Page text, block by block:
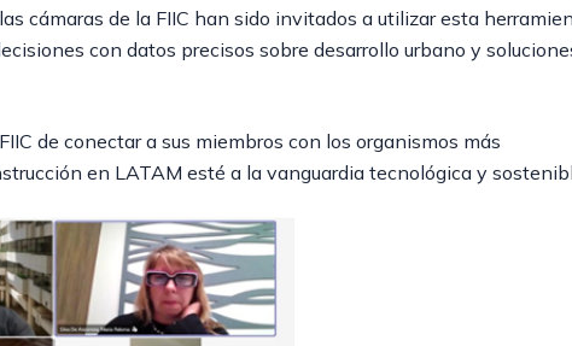
cámaras de la FIIC han sido invitados a utilizar esta
con datos precisos sobre desarrollo urbano y
de conectar a sus miembros con los organismos más
en LATAM esté a la vanguardia tecnológica y